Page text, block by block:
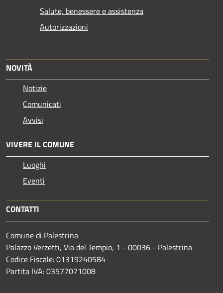
Salute, benessere e assistenza
Autorizzazioni
NOVITÀ
Notizie
Comunicati
Avvisi
VIVERE IL COMUNE
Luoghi
Eventi
CONTATTI
Comune di Palestrina
Palazzo Verzetti, Via del Tempio, 1 - 00036 - Palestrina
Codice Fiscale: 01319240584
Partita IVA: 03577071008